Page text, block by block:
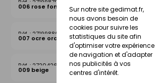
Sur notre site gedimat.fr,
nous avons besoin de
cookies pour suivre les
statistiques du site afin
d'optimiser votre expérience
de navigation et d'adapter
nos publicités à vos
centres d'intérêt.
27199879
006 rose foncé
27199886
007 ocre orange
27204269
009 beige